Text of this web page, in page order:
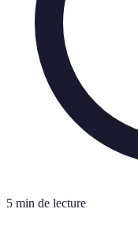
5 min de lecture